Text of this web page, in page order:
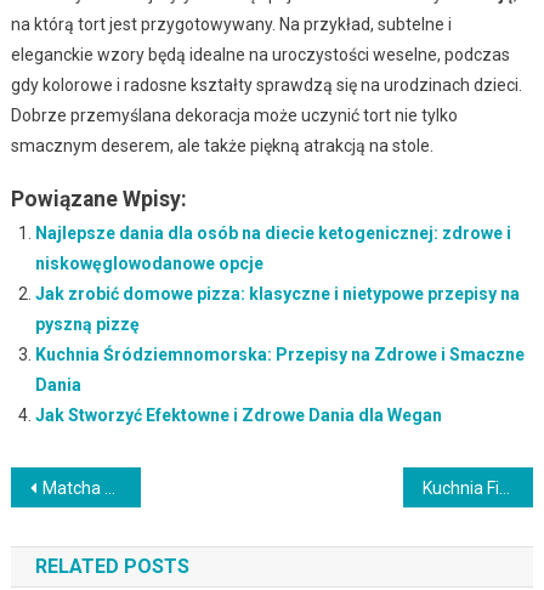
na którą tort jest przygotowywany. Na przykład, subtelne i
eleganckie wzory będą idealne na uroczystości weselne, podczas
gdy kolorowe i radosne kształty sprawdzą się na urodzinach dzieci.
Dobrze przemyślana dekoracja może uczynić tort nie tylko
smacznym deserem, ale także piękną atrakcją na stole.
Powiązane Wpisy:
Najlepsze dania dla osób na diecie ketogenicznej: zdrowe i
niskowęglowodanowe opcje
Jak zrobić domowe pizza: klasyczne i nietypowe przepisy na
pyszną pizzę
Kuchnia Śródziemnomorska: Przepisy na Zdrowe i Smaczne
Dania
Jak Stworzyć Efektowne i Zdrowe Dania dla Wegan
Nawigacja
wpisu
Matcha – Co to jest i jak ją przygotować?
RELATED POSTS